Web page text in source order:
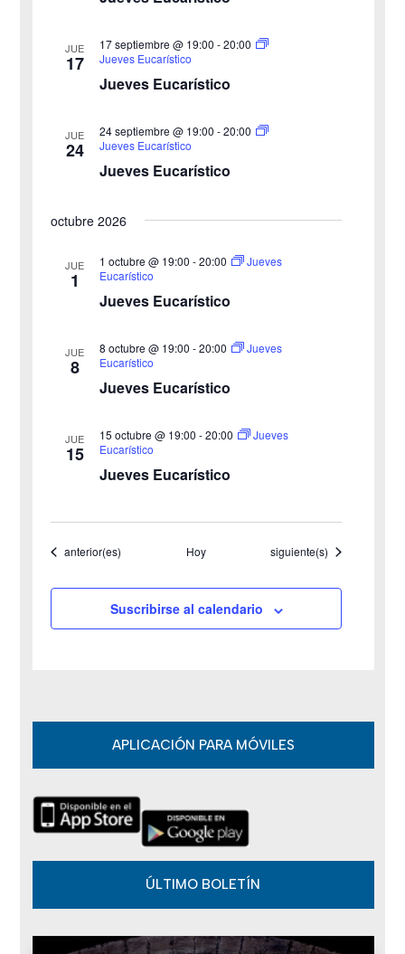
q
y
v
e
e
o
JUE
17
Jueves Eucarístico
17 septiembre @ 19:00 -20:00
Jueves Eucarístico
JUE
24
Jueves Eucarístico
24 septiembre @ 19:00 -20:00
Jueves Eucarístico
octubre 2026
JUE
1
Jueves Eucarístico
1 octubre @ 19:00 -20:00
Jueves
Eucarístico
JUE
8
Jueves Eucarístico
8 octubre @ 19:00 -20:00
Jueves
Eucarístico
JUE
15
Jueves Eucarístico
15 octubre @ 19:00 -20:00
Jueves
Eucarístico
Eventos
anterior(es) Hoy Eventos
siguiente(s)
Suscribirse al calendario
APLICACIÓN PARA MÓVILES
ÚLTIMO BOLETÍN